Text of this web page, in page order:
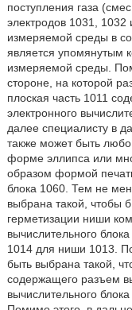
поступления газа
электродов 1031, 1032
измеряемой среды в
является упомянутым
измеряемой среды.
стороне, на которой
плоская часть 1011
электронного
далее специалисту в
также может быть
форме эллипса или
образом формой
блока 1060. Тем не
выбрана такой, чтобы
герметизации ниши
вычислительного
1014 для ниши 1013.
быть выбрана такой,
содержащего разъем
вычислительного